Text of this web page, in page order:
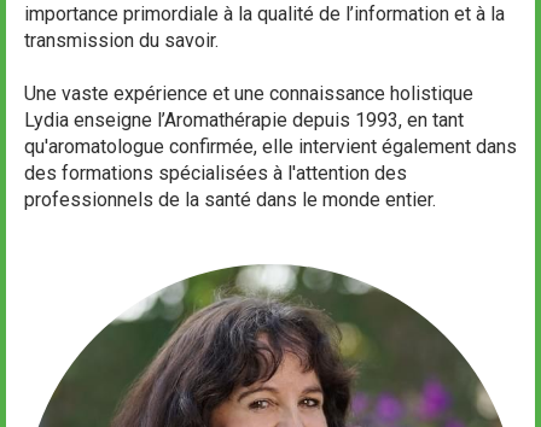
importance primordiale à la qualité de l’information et à la
transmission du savoir.
Une vaste expérience et une connaissance holistique
Lydia enseigne l’Aromathérapie depuis 1993, en tant
qu'aromatologue confirmée, elle intervient également dans
des formations spécialisées à l'attention des
professionnels de la santé dans le monde entier.